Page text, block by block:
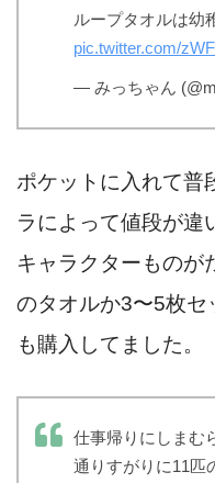
ループタオルは幼
pic.twitter.com/
— みっちゃん
ポケットに入れて普
ラによって値段が違
キャラクターものが
のタオルか3〜5枚セ
も購入してました。
仕事帰りにしまむ
通りすがりに11匹